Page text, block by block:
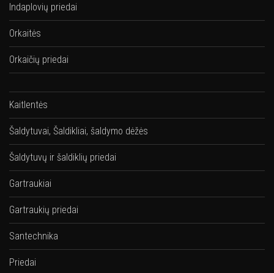
Indaplovių priedai
Orkaitės
Orkaičių priedai
Kaitlentės
Šaldytuvai, Šaldikliai, šaldymo dėžės
Šaldytuvų ir šaldiklių priedai
Gartraukiai
Gartraukių priedai
Santechnika
Priedai